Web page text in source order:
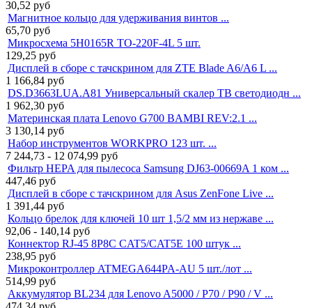
30,52 руб
Магнитное кольцо для удерживания винтов ...
65,70 руб
Микросхема 5H0165R TO-220F-4L 5 шт.
129,25 руб
Дисплей в сборе с тачскрином для ZTE Blade A6/A6 L ...
1 166,84 руб
DS.D3663LUA.A81 Универсальный скалер ТВ светодиодн ...
1 962,30 руб
Материнская плата Lenovo G700 BAMBI REV:2.1 ...
3 130,14 руб
Набор инструментов WORKPRO 123 шт. ...
7 244,73 - 12 074,99 руб
Фильтр HEPA для пылесоса Samsung DJ63-00669A 1 ком ...
447,46 руб
Дисплей в сборе с тачскрином для Asus ZenFone Live ...
1 391,44 руб
Кольцо брелок для ключей 10 шт 1,5/2 мм из нержаве ...
92,06 - 140,14 руб
Коннектор RJ-45 8P8C CAT5/CAT5E 100 штук ...
238,95 руб
Микроконтроллер ATMEGA644PA-AU 5 шт./лот ...
514,99 руб
Аккумулятор BL234 для Lenovo A5000 / P70 / P90 / V ...